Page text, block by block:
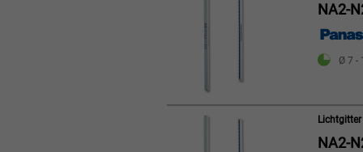
NA2-
Ø 7 -
NA2-